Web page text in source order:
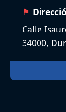
Calle
34000,